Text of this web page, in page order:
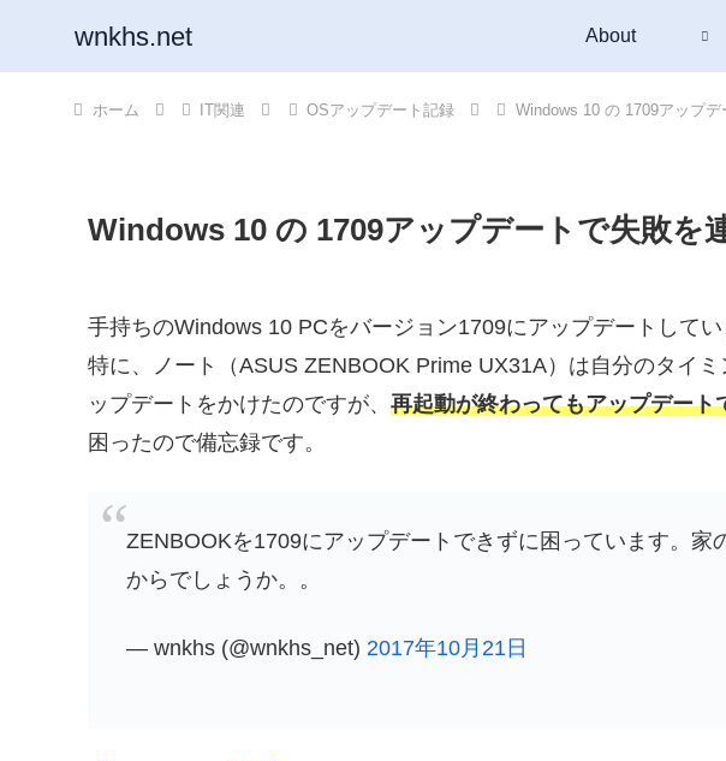
wnkhs.net About
ホーム IT関連 OSアップデート記録 Windows 10 の 1709アップ
Windows 10 の 1709アップデートで失敗を
手持ちのWindows 10 PCをバージョン1709にアップデートしてい
特に、ノート（ASUS ZENBOOK Prime UX31A）は自分のタイ
ップデートをかけたのですが、 再起動が終わってもアップデート
困ったので備忘録です。
ZENBOOKを1709にアップデートできずに困っています。家
からでしょうか。。
— wnkhs (@wnkhs_net) 2017年10月21日